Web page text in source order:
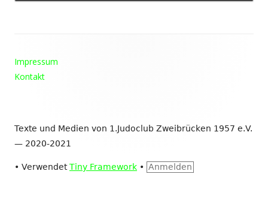
Inhalt
Impressum
Kontakt
Texte und Medien von 1.Judoclub Zweibrücken 1957 e.V.
— 2020-2021
• VerwendetTiny Framework • Anmelden